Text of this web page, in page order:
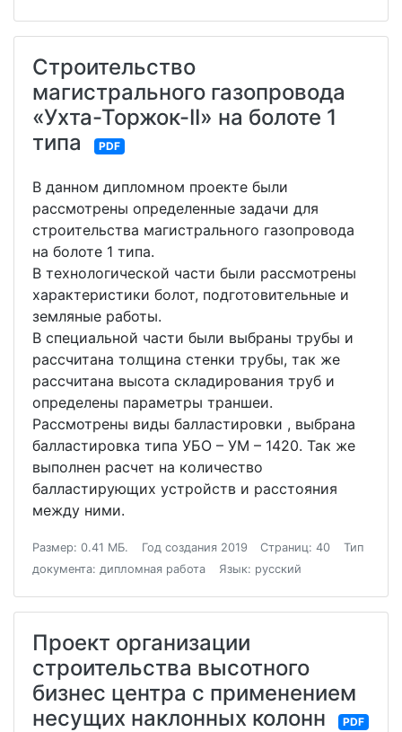
Строительство
магистрального газопровода
«Ухта-Торжок-II» на болоте 1
типа
PDF
В данном дипломном проекте были
рассмотрены определенные задачи для
строительства магистрального газопровода
на болоте 1 типа.
В технологической части были рассмотрены
характеристики болот, подготовительные и
земляные работы.
В специальной части были выбраны трубы и
рассчитана толщина стенки трубы, так же
рассчитана высота складирования труб и
определены параметры траншеи.
Рассмотрены виды балластировки , выбрана
балластировка типа УБО – УМ – 1420. Так же
выполнен расчет на количество
балластирующих устройств и расстояния
между ними.
Размер: 0.41 МБ. Год создания 2019 Страниц: 40
Тип
документа: дипломная работа
Язык: русский
Проект организации
строительства высотного
бизнес центра с применением
несущих наклонных колонн
PDF